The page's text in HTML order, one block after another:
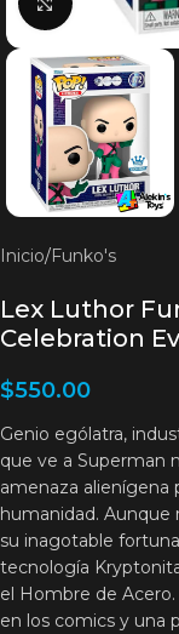
Inicio/Funko's
Lex Luthor
Celebration
$550.00
Genio ególatra,
que ve a Superman
amenaza alienígena
humanidad.
su inagotable
tecnología
el Hombre de
en los comics y una